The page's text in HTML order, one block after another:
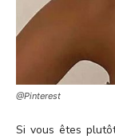
@Pinterest
Si vous êtes